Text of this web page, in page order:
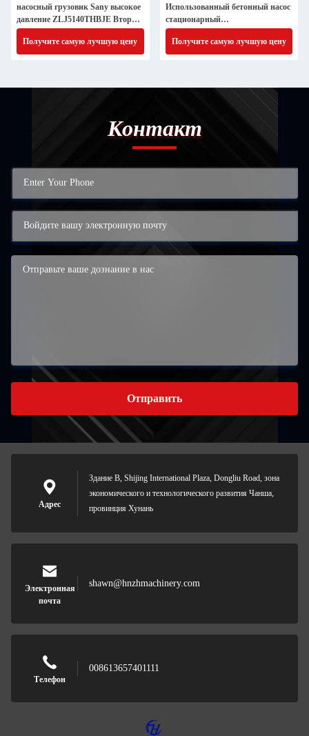
насосный грузовик Sany высокое
давление ZLJ5140THBJE Вторая
рука
Получите самую лучшую цену
Использованный бетонный насос
стационарный
SY5133THBE10020 Sany
Получите самую лучшую цену
Контакт
Отправить
Адрес
Здание B, Shijing International Plaza, Dongliu Road, зона
экономического и технологического развития Чанша,
провинция Хунань
Электронная
почта
shawn@hnzhmachinery.com
Телефон
008613657401111